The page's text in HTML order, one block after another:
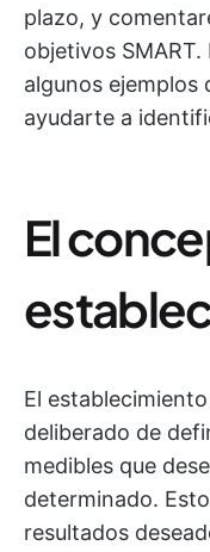
plazo, y
objetivos
algunos ejemplos
ayudarte a
El
El
deliberado de
medibles que
determinado.
resultados